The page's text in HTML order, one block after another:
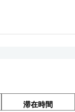
滞在時間